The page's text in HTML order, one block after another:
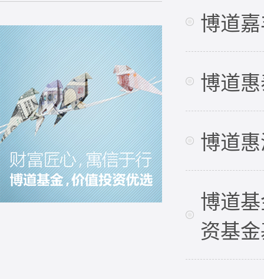
博道
博道
博道
博道
资基